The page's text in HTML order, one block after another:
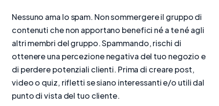
Nessuno ama lo spam. Non sommergere il gruppo di
contenuti che non apportano benefici né a te né agli
altri membri del gruppo. Spammando, rischi di
ottenere una percezione negativa del tuo negozio e
di perdere potenziali clienti. Prima di creare post,
video o quiz, rifletti se siano interessanti e/o utili dal
punto di vista del tuo cliente.